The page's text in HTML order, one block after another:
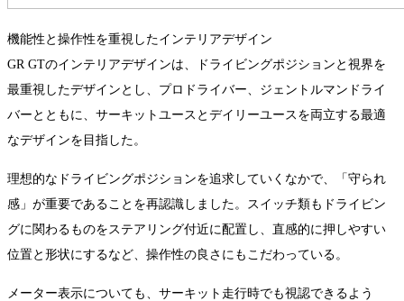
機能性と操作性を重視したインテリアデザイン
GR GTのインテリアデザインは、ドライビングポジションと視界を
最重視したデザインとし、プロドライバー、ジェントルマンドライ
バーとともに、サーキットユースとデイリーユースを両立する最適
なデザインを目指した。
理想的なドライビングポジションを追求していくなかで、「守られ
感」が重要であることを再認識しました。スイッチ類もドライビン
グに関わるものをステアリング付近に配置し、直感的に押しやすい
位置と形状にするなど、操作性の良さにもこだわっている。
メーター表示についても、サーキット走行時でも視認できるよう